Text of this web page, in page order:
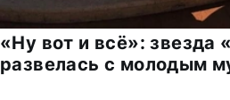
«Ну вот и всё»: звезда
развелась с молодым